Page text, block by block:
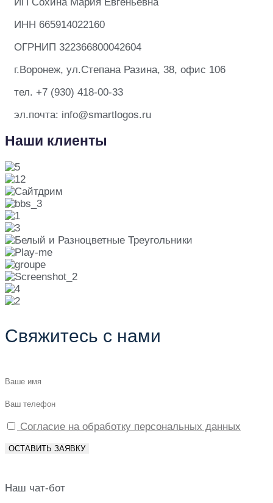
ИНН 665914022160
ОГРНИП 322366800042604
г.Воронеж, ул.Степана Разина, 38, офис 106
тел. +7 (930) 418-00-33
эл.почта: info@smartlogos.ru
Наши клиенты
Свяжитесь с нами
Согласие на обработку персональных данных
Наш чат-бот